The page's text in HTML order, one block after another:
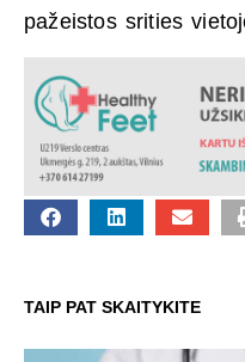
pažeistos srities
TAIP PAT SKAITYKITE